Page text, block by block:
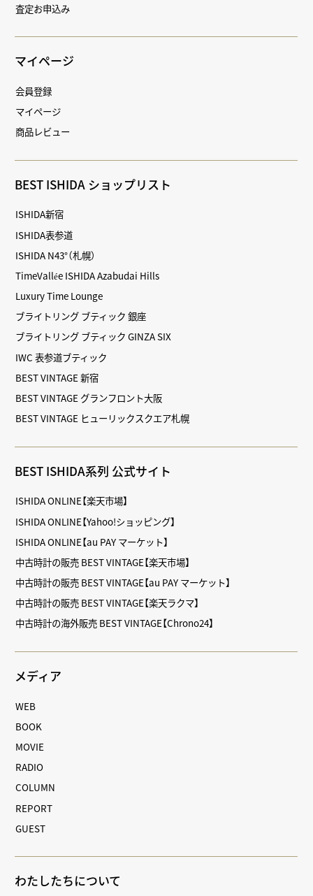
査定お申込み
マイページ
会員登録
マイページ
商品レビュー
BEST ISHIDA ショップリスト
ISHIDA新宿
ISHIDA表参道
ISHIDA N43°（札幌）
TimeVallée ISHIDA Azabudai Hills
Luxury Time Lounge
ブライトリング ブティック 銀座
ブライトリング ブティック GINZA SIX
IWC 表参道ブティック
BEST VINTAGE 新宿
BEST VINTAGE グランフロント大阪
BEST VINTAGE ヒューリックスクエア札幌
BEST ISHIDA系列 公式サイト
ISHIDA ONLINE【楽天市場】
ISHIDA ONLINE【Yahoo!ショッピング】
ISHIDA ONLINE【au PAY マーケット】
中古時計の販売 BEST VINTAGE【楽天市場】
中古時計の販売 BEST VINTAGE【au PAY マーケット】
中古時計の販売 BEST VINTAGE【楽天ラクマ】
中古時計の海外販売 BEST VINTAGE【Chrono24】
メディア
WEB
BOOK
MOVIE
RADIO
COLUMN
REPORT
GUEST
わたしたちについて